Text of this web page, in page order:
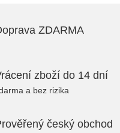
ZDARMA
zboží do 14 dní
a bez rizika
český obchod